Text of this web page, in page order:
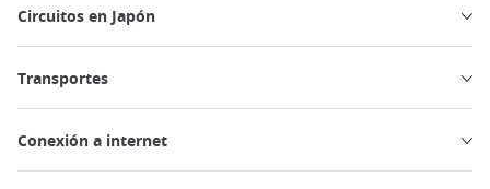
Circuitos en Japón
Transportes
Conexión a internet